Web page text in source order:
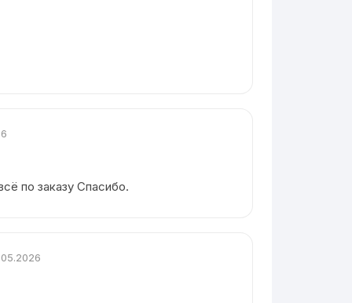
по заказу Спасибо.